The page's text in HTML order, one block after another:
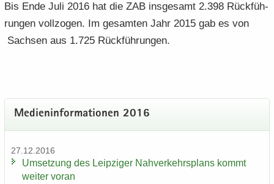
Bis Ende Juli 2016 hat die ZAB ins­ge­samt 2.398 Rück­füh­
run­gen voll­zo­gen. Im ge­sam­ten Jahr 2015 gab es von
Sach­sen aus 1.725 Rück­füh­run­gen.
Me­di­en­in­for­ma­tio­nen 2016
27.12.2016
Um­set­zung des Leip­zi­ger Nah­ver­kehrs­plans kommt
wei­ter voran